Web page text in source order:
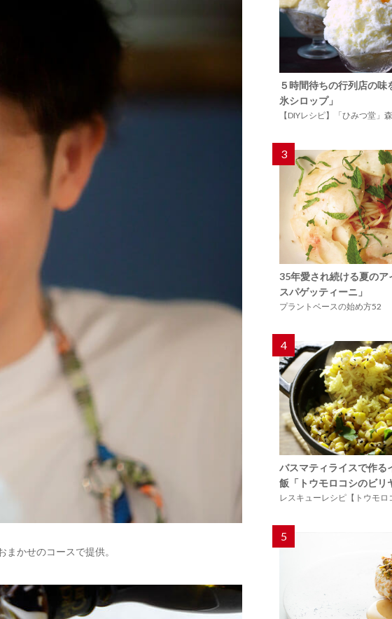
かせのコースで提供。
５時間待ちの行列店の味
氷シロップ」
【DIYレシピ】「ひみつ堂」
3
35年愛され続ける夏の
スパゲッティーニ」
プラントベースの始め方52
4
バスマティライスで作る
飯「トウモロコシのビリ
レスキューレシピ【トウモロ
5